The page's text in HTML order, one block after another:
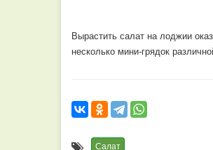
Вырастить салат на лоджии
несколько мини-грядок
Салат